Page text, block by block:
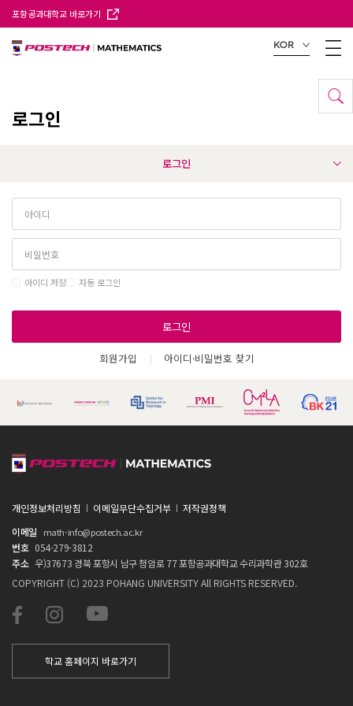
포항공과대학교 바로가기
KOR
로그인
로그인
아이디 저장 자동 로그인
로그인
회원가입 아이디·비밀번호 찾기
개인정보처리방침 이메일무단수집거부
저작권정책
이메일
math-info@postech.ac.kr
번호 054-279-3812
주소 우)37673 경북 포항시 남구 청암로 77 포항공과대학교 수리과학관 302호
COPYRIGHT (C) 2023 POHANG UNIVERSITY All RIGHTS RESERVED.
학교 홈페이지 바로가기